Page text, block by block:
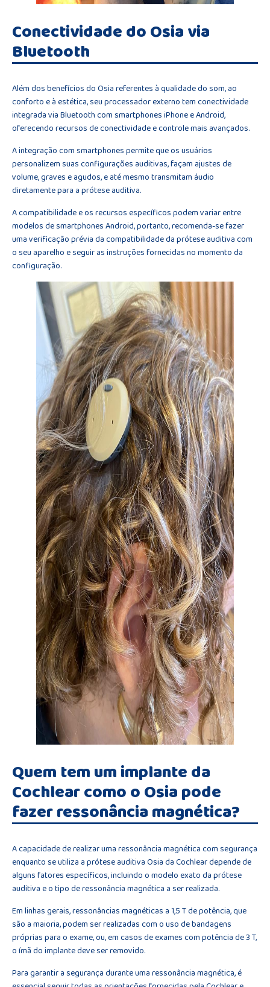
Conectividade do Osia via
Bluetooth
Além dos benefícios do Osia referentes à qualidade do som, ao
conforto e à estética, seu processador externo tem conectividade
integrada via Bluetooth com smartphones iPhone e Android,
oferecendo recursos de conectividade e controle mais avançados.
A integração com smartphones permite que os usuários
personalizem suas configurações auditivas, façam ajustes de
volume, graves e agudos, e até mesmo transmitam áudio
diretamente para a prótese auditiva.
A compatibilidade e os recursos específicos podem variar entre
modelos de smartphones Android, portanto, recomenda-se fazer
uma verificação prévia da compatibilidade da prótese auditiva com
o seu aparelho e seguir as instruções fornecidas no momento da
configuração.
Quem tem um implante da
Cochlear como o Osia pode
fazer ressonância magnética?
A capacidade de realizar uma ressonância magnética com segurança
enquanto se utiliza a prótese auditiva Osia da Cochlear depende de
alguns fatores específicos, incluindo o modelo exato da prótese
auditiva e o tipo de ressonância magnética a ser realizada.
Em linhas gerais, ressonâncias magnéticas a 1,5 T de potência, que
são a maioria, podem ser realizadas com o uso de bandagens
próprias para o exame, ou, em casos de exames com potência de 3 T,
o ímã do implante deve ser removido.
Para garantir a segurança durante uma ressonância magnética, é